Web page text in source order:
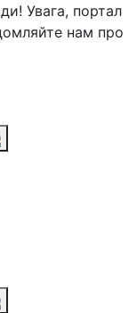
Увага, портал
нам про